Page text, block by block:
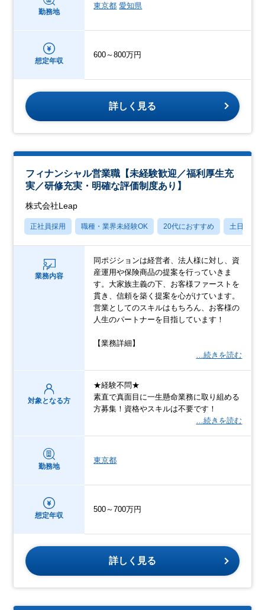
勤務地
東京都 愛知県
想定年収
600～800万円
詳しく見る
フィナンシャル営業職【未経験歓迎／福利厚生充
実／研修充実・明確な評価制度あり】
株式会社Leap
正社員採用 職種・業界未経験OK 20代におすすめ 土日祝休み
業務内容
同ポジションは経営者、法人様に対し、資
産運用や保険商品の提案を行っていきま
す。大家族主義の下、お客様ファーストを
貫き、信頼を築く提案を心がけています。
営業としてのスキルはもちろん、お客様の
人生のパートナーを目指しています！
【業務詳細】
…続きを読む
対象となる方
★経験不問★
素直で真面目に一生懸命業務に取り組める
方募集！資格やスキルは不要です！
…続きを読む
勤務地
東京都
想定年収
500～700万円
詳しく見る